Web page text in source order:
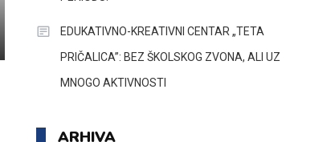
EDUKATIVNO-KREATIVNI CENTAR „TETA
PRIČALICA”: BEZ ŠKOLSKOG ZVONA, ALI UZ
MNOGO AKTIVNOSTI
ARHIVA